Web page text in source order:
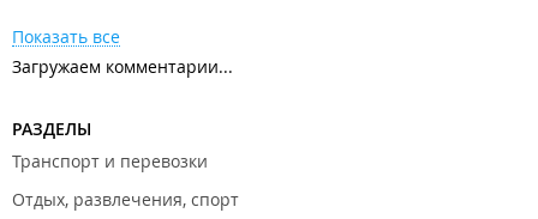
Показать все
Загружаем комментарии...
РАЗДЕЛЫ
Транспорт и перевозки
Отдых, развлечения, спорт